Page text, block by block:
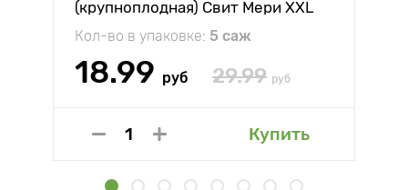
(крупноплодная) Свит Мери XXL
Кол-во в упаковке: 5 саж
18.99 руб 29.99 руб
Купить